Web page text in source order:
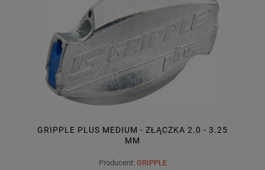
GRIPPLE PLUS MEDIUM - ZŁĄCZKA 2.0 - 3.25
MM
Producent: GRIPPLE